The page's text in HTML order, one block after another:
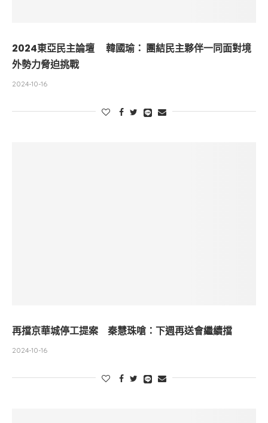
2024東亞民主論壇 韓國瑜： 團結民主夥伴一同面對境
外勢力脅迫挑戰
2024-10-16
再擋京華城停工提案 秦慧珠嗆：下週再送會繼續擋
2024-10-16